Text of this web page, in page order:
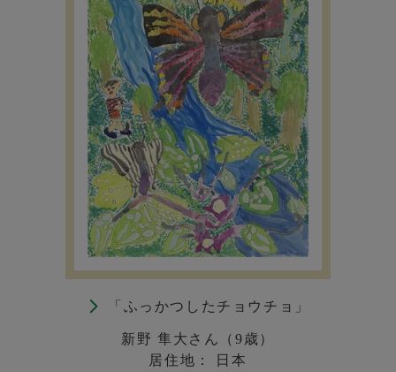
「ふっかつしたチョウチョ」
新野 隼大さん（9歳）
居住地： 日本